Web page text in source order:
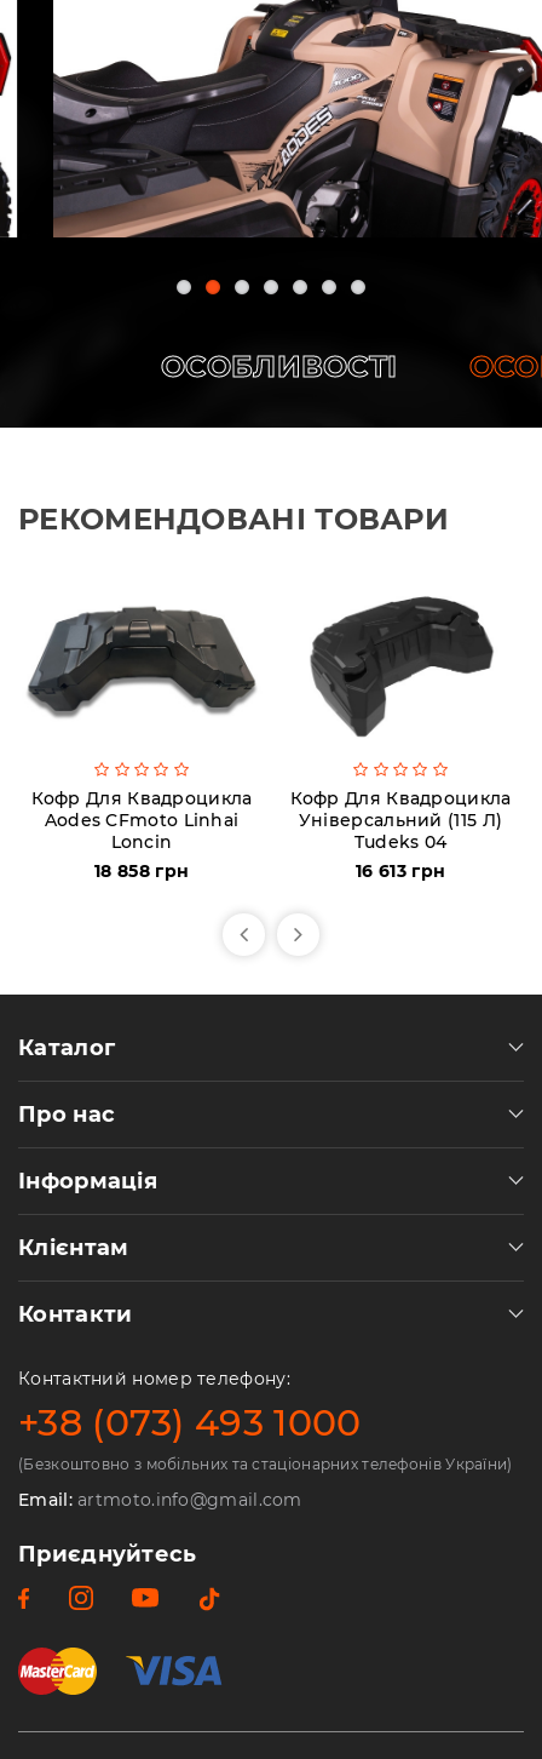
ОСОБЛИВОСТІ
РЕКОМЕНДОВАНІ ТОВАРИ
Кофр Для Квадроцикла
Aodes CFmoto Linhai
Loncin
18 858 грн
Кофр Для Квадроцикла
Універсальний (115 Л)
Tudeks 04
16 613 грн
Каталог
Про нас
Інформація
Клієнтам
Контакти
Контактний номер телефону:
+38 (073) 493 1000
(Безкоштовно з мобільних та стаціонарних телефонів України)
Email:artmoto.info@gmail.com
Приєднуйтесь